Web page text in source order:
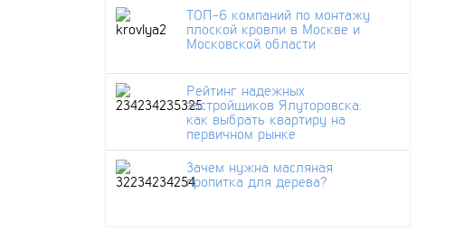
ТОП-6 компаний по монтажу
плоской кровли в Москве и
Московской области
Рейтинг надежных
застройщиков Ялуторовска:
как выбрать квартиру на
первичном рынке
Зачем нужна масляная
пропитка для дерева?